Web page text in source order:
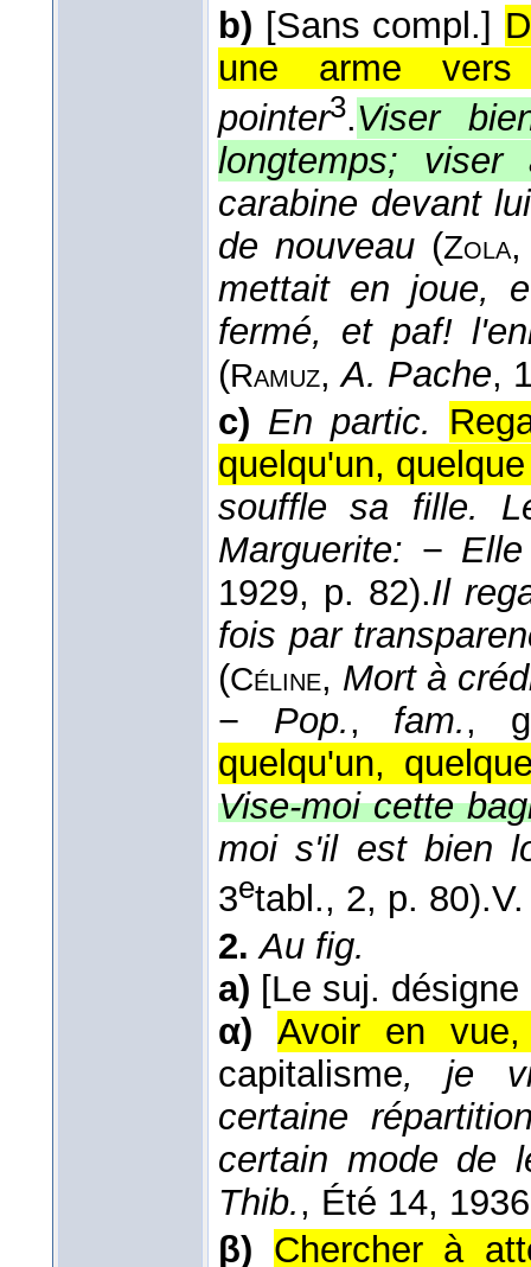
b) [Sans compl.]
une arme vers
pointer3.Viser
longtemps;
carabine devant
de nouveau (Zola
mettait en joue,
fermé, et paf!
(Ramuz,A. Pache,
c) En partic.
quelqu'un,
souffle sa fille.
Marguerite: −
1929, p. 82).Il
fois par
(Céline, Mort à
− Pop., fam.,
quelqu'un,
Vise-moi cette
moi s'il est bien
3etabl., 2, p. 80).
2. Au fig.
a) [Le suj.
α)
Avoir en
capitalisme, je
certaine
certain mode de
Thib., Été 14, 1936
β) Chercher à